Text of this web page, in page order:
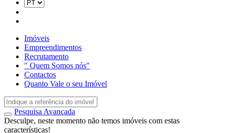
Imóveis
Empreendimentos
Recrutamento
" Quem Somos nós"
Contactos
Quanto Vale o seu Imóvel
Pesquisa Avançada
Desculpe, neste momento não temos imóveis com estas
características!